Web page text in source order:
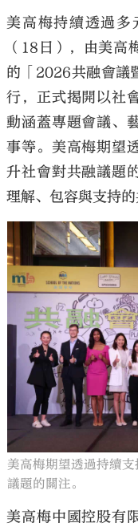
美高梅持續透過多
（18日），由美高
的「2026共融會議
行，正式揭開以社
動涵蓋專題會議、
事等。美高梅期望
升社會對共融議題
理解、包容與支持的
美高梅期望透過持續
議題的關注。
美高梅中國控股有